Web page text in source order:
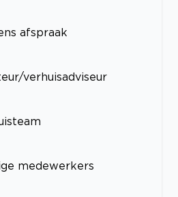
afspraak
verhuisadviseur
medewerkers